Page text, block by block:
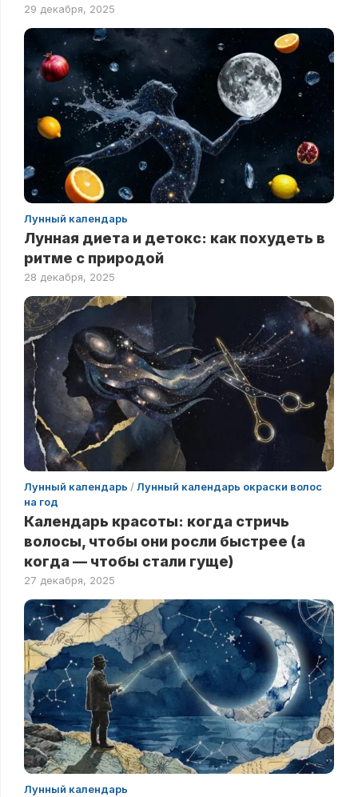
29 декабря, 2025
Лунный календарь
Лунная диета и детокс: как похудеть в
ритме с природой
28 декабря, 2025
Лунный календарь /Лунный календарь окраски волос
на год
Календарь красоты: когда стричь
волосы, чтобы они росли быстрее (а
когда — чтобы стали гуще)
27 декабря, 2025
Лунный календарь